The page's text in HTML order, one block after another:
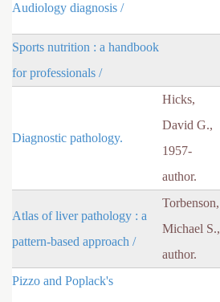
Audiology diagnosis /
Sports nutrition : a handbook
for professionals /
Diagnostic pathology.
Hicks,
David G.,
1957-
author.
Atlas of liver pathology : a
pattern-based approach /
Torbenson,
Michael S.,
author.
Pizzo and Poplack's